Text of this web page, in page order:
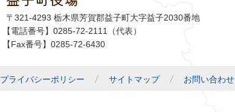
〒321-4293 栃木県芳賀郡益子町大字益子2030番地
【電話番号】0285-72-2111（代表）
【Fax番号】0285-72-6430
プライバシーポリシー サイトマップ お問い合わせ